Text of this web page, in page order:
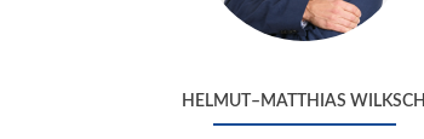
HELMUT–MATTHIAS WILKSCH